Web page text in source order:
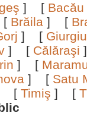
] [ Bacău
[ Brăila ] [
] [ Giurgiu
] [ Călăraşi
] [
] [ Satu
[ Timiş ] [